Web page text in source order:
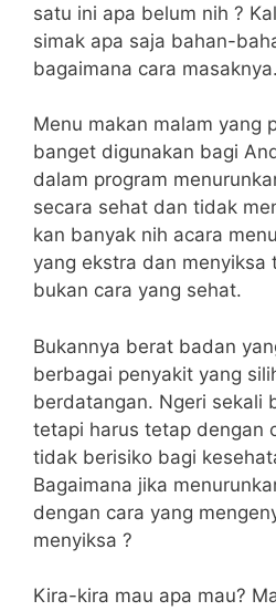
satu ini apa belum nih ?
simak apa saja bahan-
bagaimana cara masaknya.
Menu makan malam yang
banget digunakan bagi
dalam program
secara sehat dan tidak
kan banyak nih acara
yang ekstra dan menyiksa
bukan cara yang sehat.
Bukannya berat badan
berbagai penyakit yang
berdatangan. Ngeri sekali
tetapi harus tetap dengan
tidak berisiko bagi
Bagaimana jika
dengan cara yang
menyiksa ?
Kira-kira mau apa mau?